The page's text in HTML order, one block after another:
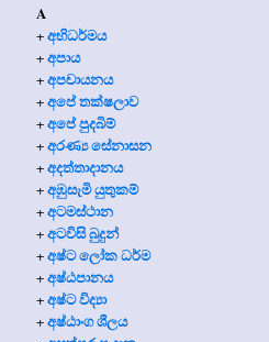
A
+අභිධර්මය
+අපාය
+අපචායනය
+අපේ තක්ෂලාව
+අපේ පුදබිම්
+අරණ්‍ය සේනාසන
+අදත්තාදානය
+අඹුසැමි යුතුකම්
+අටමස්ථාන
+අටවිසි බුදුන්
+අෂ්ට ලෝක ධර්ම
+අෂ්ඨපානය
+අෂ්ට විද්‍යා
+අෂ්ඨාංග ශීලය